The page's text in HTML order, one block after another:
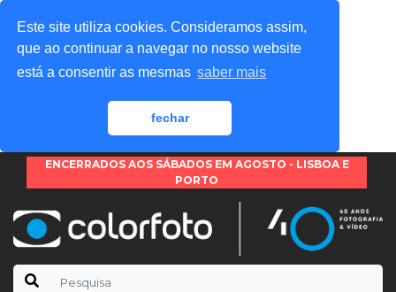
Este site utiliza cookies. Consideramos assim,
que ao continuar a navegar no nosso website
está a consentir as mesmas saber mais
fechar
ENCERRADOS AOS SÁBADOS EM AGOSTO - LISBOA E
PORTO